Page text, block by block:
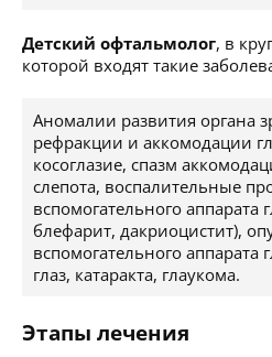
Детский офтальмолог, в
которой входят такие
Аномалии развития органа
рефракции и аккомодации
косоглазие, спазм
слепота, воспалительные
вспомогательного аппарата
блефарит, дакриоцистит),
вспомогательного аппарата
глаз, катаракта, глаукома.
Этапы лечения